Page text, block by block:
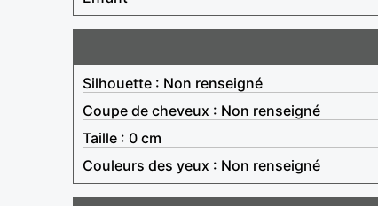
Silhouette : Non renseigné
Coupe de cheveux : Non renseigné
Taille : 0 cm
Couleurs des yeux : Non renseigné